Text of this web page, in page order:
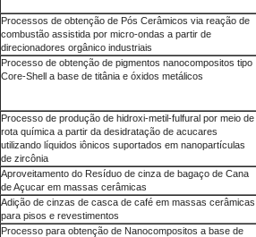
Processos de obtenção de Pós Cerâmicos via reação de
combustão assistida por micro-ondas a partir de
direcionadores orgânico industriais
Processo de obtenção de pigmentos nanocompositos tipo
Core-Shell a base de titânia e óxidos metálicos
Processo de produção de hidroxi-metil-fulfural por meio de
rota química a partir da desidratação de acucares
utilizando líquidos iônicos suportados em nanopartículas
de zircônia
Aproveitamento do Resíduo de cinza de bagaço de Cana
de Açucar em massas cerâmicas
Adição de cinzas de casca de café em massas cerâmicas
para pisos e revestimentos
Processo para obtenção de Nanocompositos a base de